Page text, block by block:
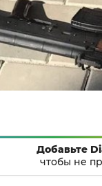
Добавьте
чтобы не